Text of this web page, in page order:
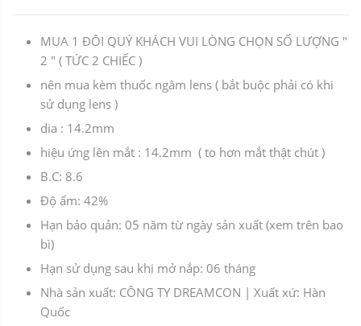
MUA 1 ĐÔI QUÝ KHÁCH VUI LÒNG CHỌN SỐ LƯỢNG "
2 " ( TỨC 2 CHIẾC )
nên mua kèm thuốc ngâm lens ( bắt buộc phải có khi
sử dụng lens )
dia : 14.2mm
hiệu ứng lên mắt : 14.2mm ( to hơn mắt thật chút )
B.C: 8.6
Độ ẩm: 42%
Hạn bảo quản: 05 năm từ ngày sản xuất (xem trên bao
bì)
Hạn sử dụng sau khi mở nắp: 06 tháng
Nhà sản xuất: CÔNG TY DREAMCON | Xuất xứ: Hàn
Quốc